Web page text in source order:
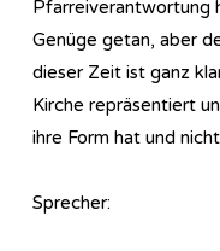
Pfarreiverantwortung
Genüge getan, aber
dieser Zeit ist ganz
Kirche repräsentiert
ihre Form hat und
Sprecher: